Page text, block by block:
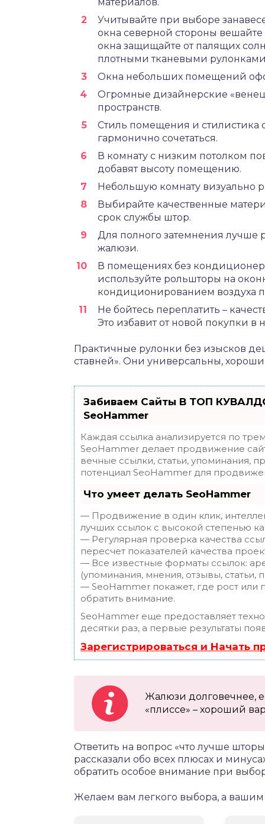
Учитывайте при выборе
окна северной стороны
окна защищайте от палящих
плотными тканевыми
Окна небольших помещений
Огромные дизайнерские
пространств.
Стиль помещения и
гармонично сочетаться.
В комнату с низким потолком
добавят высоту помещению.
Небольшую комнату визуально
Выбирайте качественные
срок службы штор.
Для полного затемнения лучше
жалюзи.
В помещениях без
используйте рольшторы на
кондиционированием воздуха
Не бойтесь переплатить –
Это избавит от новой покупки
Практичные рулонки без изысков
ставней». Они универсальны,
Забиваем Сайты В ТОП
SeoHammer
Каждая ссылка анализируется по
SeoHammer делает продвижение
вечные ссылки, статьи, упоминания,
потенциал SeoHammer для
Что умеет делать SeoHammer
— Продвижение в один клик,
лучших ссылок с высокой степенью
— Регулярная проверка качества
пересчет показателей качества
— Все известные форматы ссылок:
(упоминания, мнения, отзывы, статьи,
— SeoHammer покажет, где рост или
обратить внимание.
SeoHammer еще предоставляет
десятки раз, а первые результаты
Зарегистрироваться и Начать
Жалюзи долговечнее,
«плиссе» – хороший
Ответить на вопрос «что лучше
рассказали обо всех плюсах и
обратить особое внимание при
Желаем вам легкого выбора, а